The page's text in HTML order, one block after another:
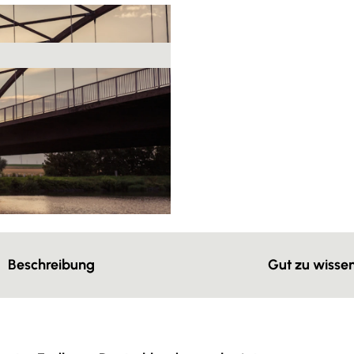
Beschreibung Gut zu